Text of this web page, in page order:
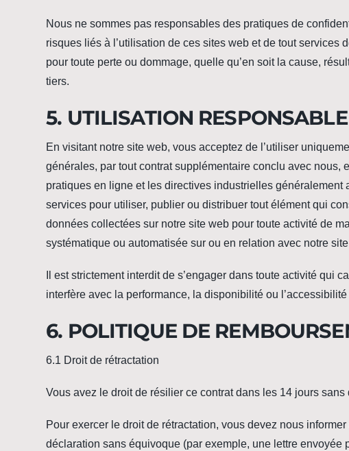
Nous ne sommes pas responsables des pratiques de
risques liés à l’utilisation de ces sites web et de tout services
pour toute perte ou dommage, quelle qu’en soit la cause,
tiers.
5. UTILISATION RESPONSABLE
En visitant notre site web, vous acceptez de l’utiliser
générales, par tout contrat supplémentaire conclu avec
pratiques en ligne et les directives industrielles
services pour utiliser, publier ou distribuer tout élément qui
données collectées sur notre site web pour toute activité de
systématique ou automatisée sur ou en relation avec notre
Il est strictement interdit de s’engager dans toute activité qui
interfère avec la performance, la disponibilité ou
6. POLITIQUE DE
6.1 Droit de rétractation
Vous avez le droit de résilier ce contrat dans les 14 jours sans
Pour exercer le droit de rétractation, vous devez nous
déclaration sans équivoque (par exemple, une lettre